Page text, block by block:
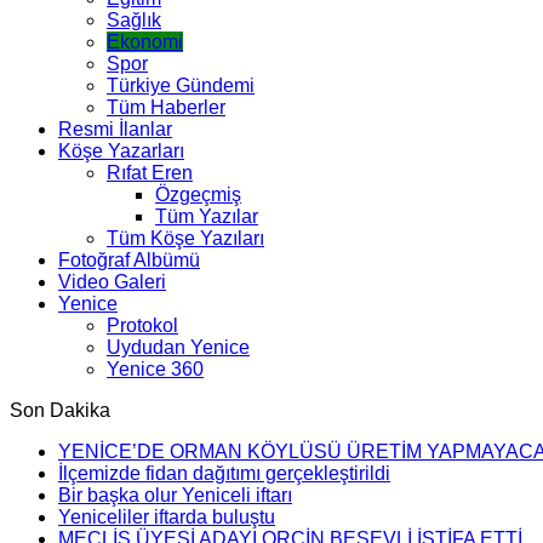
Sağlık
Ekonomi
Spor
Türkiye Gündemi
Tüm Haberler
Resmi İlanlar
Köşe Yazarları
Rıfat Eren
Özgeçmiş
Tüm Yazılar
Tüm Köşe Yazıları
Fotoğraf Albümü
Video Galeri
Yenice
Protokol
Uydudan Yenice
Yenice 360
Son Dakika
YENİCE’DE ORMAN KÖYLÜSÜ ÜRETİM
İlçemizde fidan dağıtımı gerçekleştirildi
Bir başka olur Yeniceli iftarı
Yeniceliler iftarda buluştu
MECLİS ÜYESİ ADAYI ORÇİN BEŞEVLİ İSTİFA ETTİ